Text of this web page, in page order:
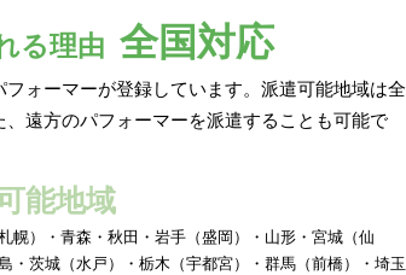
る理由 全国対応
フォーマーが登録しています。派遣可能地域は全
、遠方のパフォーマーを派遣することも可能で
能地域
幌）・青森・秋田・岩手（盛岡）・山形・宮城（仙
・茨城（水戸）・栃木（宇都宮）・群馬（前橋）・埼玉